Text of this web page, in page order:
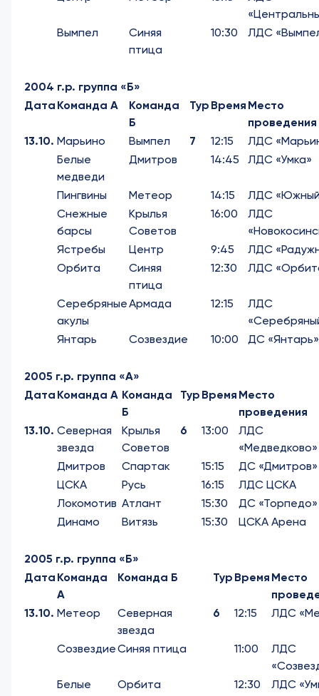
Вымпел
Синяя
птица
10:30 ЛДС
2004 г.р. группа «Б»
Дата Команда А
Команда
Б
Тур Время Место
проведения
13.10. Марьино Вымпел 7 12:15
ЛДС
Белые
медведи
Дмитров 14:45 ЛДС «Умка»
Пингвины Метеор 14:15
ЛДС
Снежные
барсы
Крылья
Советов
16:00
ЛДС
Ястребы
Центр 9:45
ЛДС
Орбита
Синяя
птица
12:30 ЛДС
Серебряные
акулы
Армада 12:15
ЛДС
Янтарь
Созвездие 10:00 ДС «Янтарь»
2005 г.р. группа «А»
Дата Команда А Команда
Б
Тур Время Место
проведения
13.10. Северная
звезда
Крылья
Советов
6 13:00
ЛДС
«Медведково»
Дмитров
Спартак 15:15
ДС «Дмитров»
ЦСКА
Русь 16:15
ЛДС ЦСКА
Локомотив Атлант 15:30
ДС «Торпедо»
Динамо
Витязь 15:30 ЦСКА Арена
2005 г.р. группа «Б»
Дата Команда
А
Команда Б Тур Время Место
13.10. Метеор
Северная
звезда
6 12:15 ЛДС
СозвездиеСиняя птица 11:00
ЛДС
Белые
Орбита 12:30 ЛДС